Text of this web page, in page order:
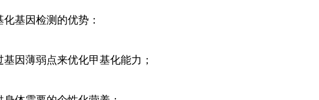
化基因检测的优势：
基因薄弱点来优化甲基化能力；